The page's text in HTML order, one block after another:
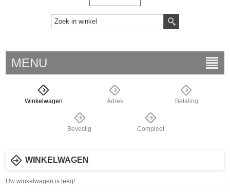
MENU
Winkelwagen Adres Betaling
Bevestig Compleet
WINKELWAGEN
Uw winkelwagen is leeg!